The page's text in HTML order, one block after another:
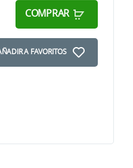
COMPRAR
A FAVORITOS